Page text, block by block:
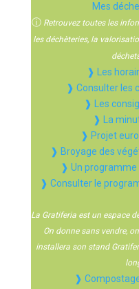
Mes
ⓘ Retrouvez toutes les
les déchèteries, la
❱ Les
❱ Consulter les
❱ Les
❱ La
❱ Projet
❱ Broyage des
❱ Un programme
❱ Consulter le
La Gratiferia est un espace
On donne sans vendre,
installera son stand
❱